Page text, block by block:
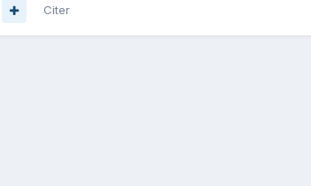
Citer